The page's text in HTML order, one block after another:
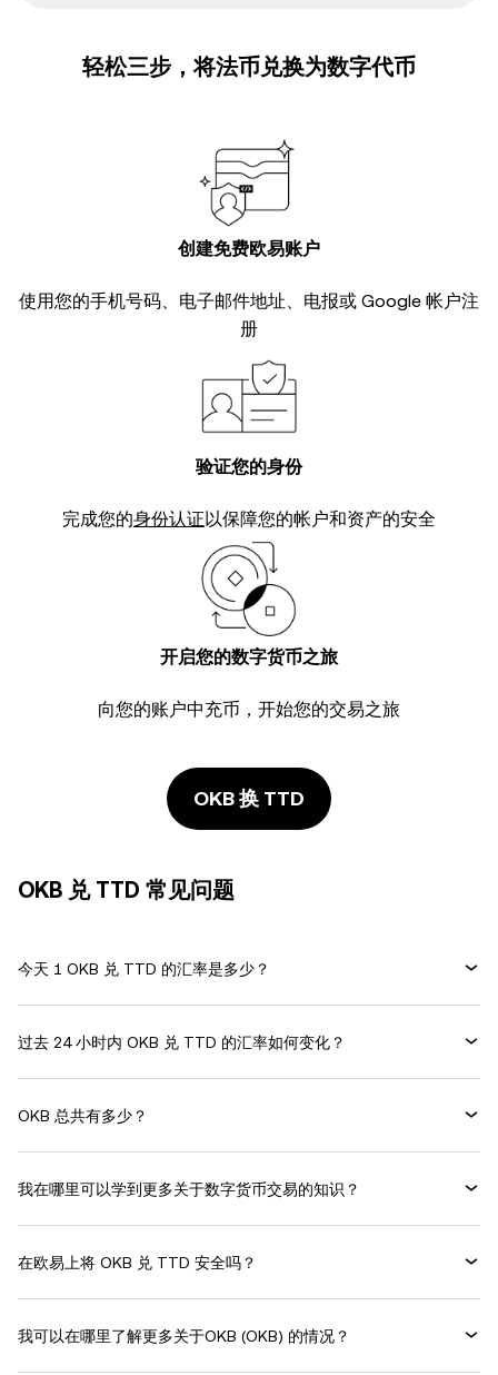
轻松三步，将法币兑换为数字代币
创建免费欧易账户
使用您的手机号码、电子邮件地址、电报或 Google 帐户注
册
验证您的身份
完成您的身份认证以保障您的帐户和资产的安全
开启您的数字货币之旅
向您的账户中充币，开始您的交易之旅
OKB 换 TTD
OKB 兑 TTD 常见问题
今天 1 OKB 兑 TTD 的汇率是多少？
过去 24 小时内 OKB 兑 TTD 的汇率如何变化？
OKB 总共有多少？
我在哪里可以学到更多关于数字货币交易的知识？
在欧易上将 OKB 兑 TTD 安全吗？
我可以在哪里了解更多关于OKB (OKB) 的情况？